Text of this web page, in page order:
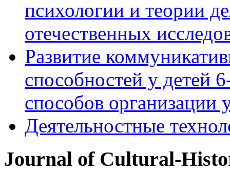
психологии и теории
отечественных
Развитие
способностей у детей
способов организации
Деятельностные
Journal of Cultural-